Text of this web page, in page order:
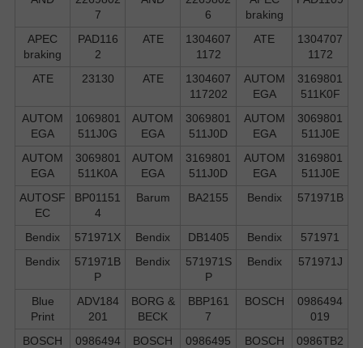
7
6
braking
APEC
braking
PAD116
2
ATE
1304607
1172
ATE
1304707
1172
ATE
23130 ATE
1304607
117202
AUTOM
EGA
3169801
511K0F
AUTOM
EGA
1069801
511J0G
AUTOM
EGA
3069801
511J0D
AUTOM
EGA
3069801
511J0E
AUTOM
EGA
3069801
511K0A
AUTOM
EGA
3169801
511J0D
AUTOM
EGA
3169801
511J0E
AUTOSF
EC
BP01151
4
Barum BA2155 Bendix 571971B
Bendix 571971X Bendix DB1405 Bendix
571971
Bendix
571971B
P
Bendix
571971S
P
Bendix 571971J
Blue
Print
ADV184
201
BORG &
BECK
BBP161
7
BOSCH
0986494
019
BOSCH
0986494
BOSCH
0986495
BOSCH
0986TB2